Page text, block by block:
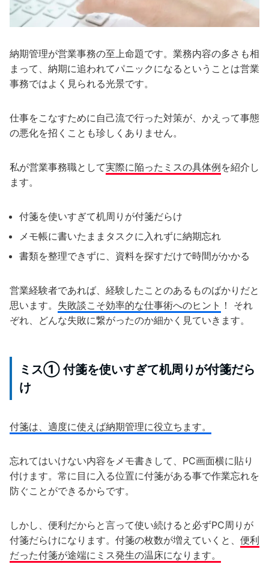
納期管理が営業事務の至上命題です。業務内容の多さも相
まって、納期に追われてパニックになるということは営業
事務ではよく見られる光景です。
仕事をこなすために自己流で行った対策が、かえって事態
の悪化を招くことも珍しくありません。
私が営業事務職として実際に陥ったミスの具体例を紹介し
ます。
付箋を使いすぎて机周りが付箋だらけ
メモ帳に書いたままタスクに入れずに納期忘れ
書類を整理できずに、資料を探すだけで時間がかかる
営業経験者であれば、経験したことのあるものばかりだと
思います。 失敗談こそ効率的な仕事術へのヒント ！ それ
ぞれ、どんな失敗に繋がったのか細かく見ていきます。
ミス① 付箋を使いすぎて机周りが付箋だら
け
付箋は、適度に使えば納期管理に役立ちます。
忘れてはいけない内容をメモ書きして、PC画面横に貼り
付けます。常に目に入る位置に付箋がある事で作業忘れを
防ぐことができるからです。
しかし、便利だからと言って使い続けると必ずPC周りが
付箋だらけになります。付箋の枚数が増えていくと、 便利
だった付箋が途端にミス発生の温床になります。